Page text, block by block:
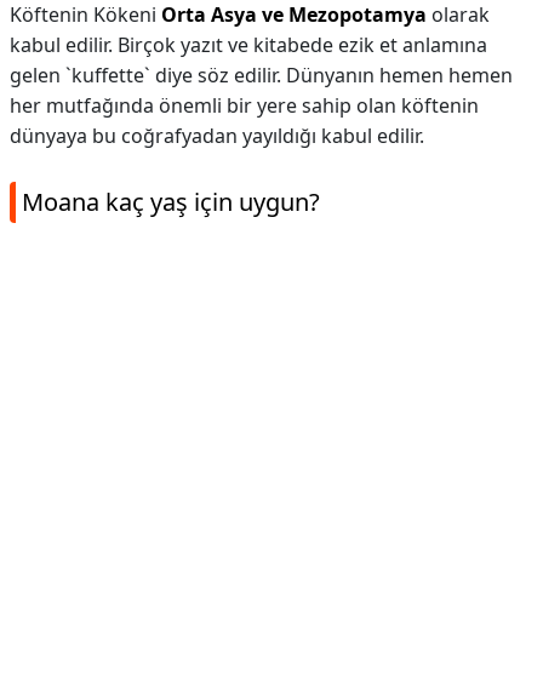
Köftenin Kökeni Orta Asya ve Mezopotamya olarak
kabul edilir. Birçok yazıt ve kitabede ezik et anlamına
gelen `kuffette` diye söz edilir. Dünyanın hemen hemen
her mutfağında önemli bir yere sahip olan köftenin
dünyaya bu coğrafyadan yayıldığı kabul edilir.
Moana kaç yaş için uygun?